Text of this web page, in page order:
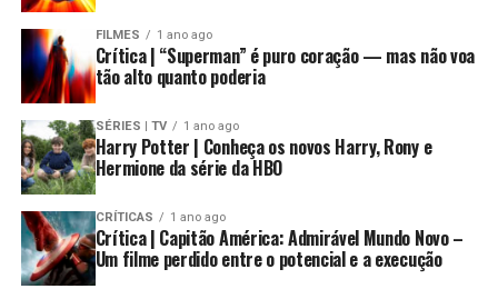
FILMES 1 ano ago
Crítica | “Superman” é puro coração — mas não voa
tão alto quanto poderia
SÉRIES | TV 1 ano ago
Harry Potter | Conheça os novos Harry, Rony e
Hermione da série da HBO
CRÍTICAS 1 ano ago
Crítica | Capitão América: Admirável Mundo Novo –
Um filme perdido entre o potencial e a execução